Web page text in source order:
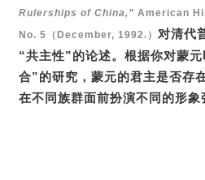
Rulerships of China,” American
No. 5（December, 1992.） 对清代
“共主性”的论述。根据你对蒙
合”的研究，蒙元的君主是否存
在不同族群面前扮演不同的形象